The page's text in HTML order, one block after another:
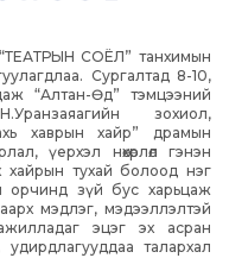
СОЁЛ” танхимын
Сургалтад 8-10,
“Алтан-Өд” тэмцээний
зохиол,
хаврын хайр” драмын
үерхэл нөхөрлөл гэнэн
хайрын тухай болоод нэг
орчинд зүй бус харьцаж
мэдлэг, мэдээллэлтэй
эцэг эх асран
талархал